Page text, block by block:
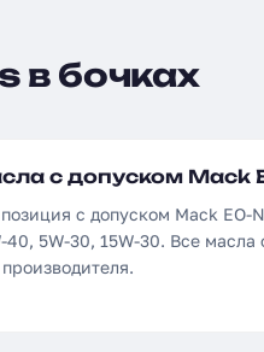
в бочках
с допуском Mack
с допуском Mack
40, 5W-30, 15W-30. Все